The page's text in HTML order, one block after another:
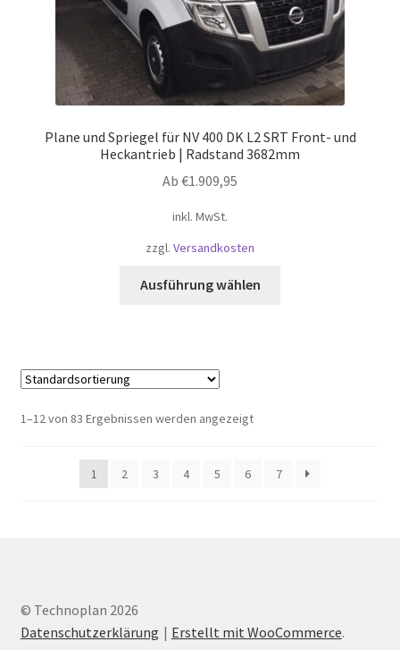
werden
Plane und Spriegel für NV 400 DK L2 SRT Front- und
Heckantrieb | Radstand 3682mm
Ab €1.909,95
inkl. MwSt.
zzgl. Versandkosten
Ausführung wählen
auf
1–12 von 83 Ergebnissen werden angezeigt
1 2 3 4 5 6 7
© Technoplan 2026
Datenschutzerklärung
Erstellt mit WooCommerce.